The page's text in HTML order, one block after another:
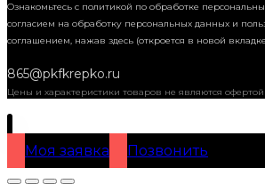
Ознакомьтесь с политикой по обработке
согласием на обработку персональных данных и
соглашением, нажав здесь (откроется в новой
865@pkfkrepko.ru
Цены и характеристики товаров не являются офертой
Моя заявка Позвонить